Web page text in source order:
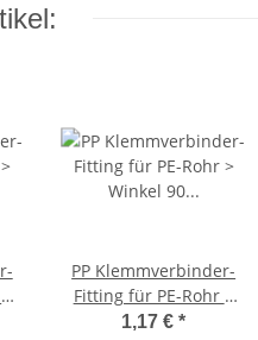
PP Klemmverbinder-
Fitting für PE-Rohr >
Winkel 90 Grad mit
1,17 €*